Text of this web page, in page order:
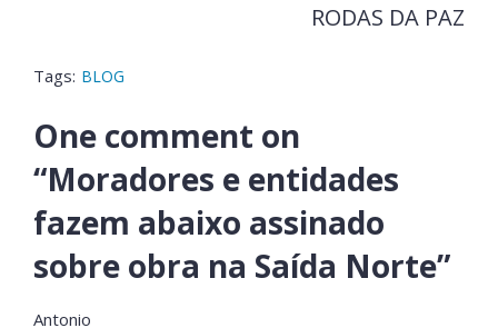
RODAS DA PAZ
Tags: BLOG
One comment on
“Moradores e entidades
fazem abaixo assinado
sobre obra na Saída Norte”
Antonio